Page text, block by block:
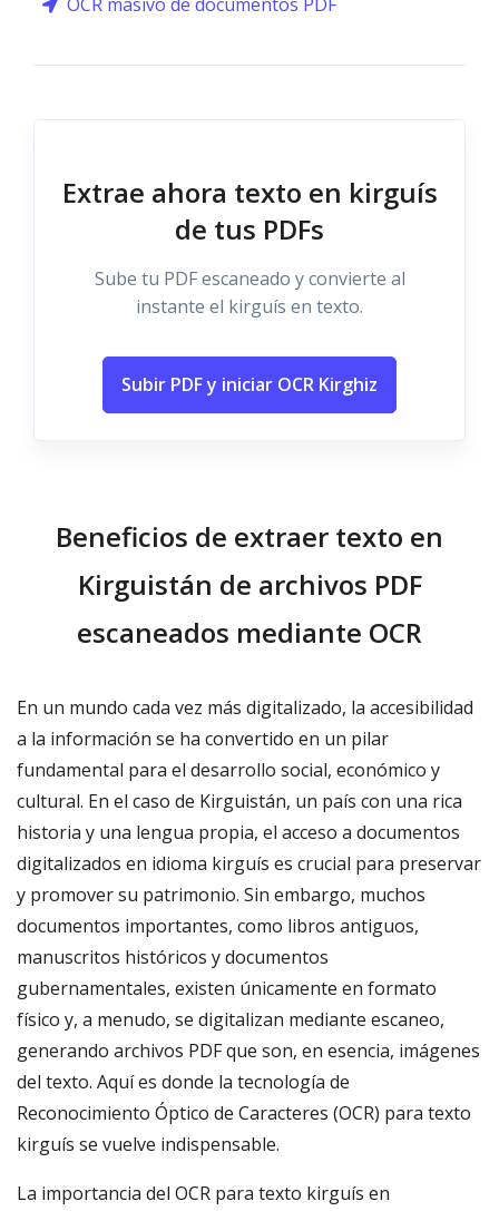
Extrae ahora texto en kirguís
de tus PDFs
Sube tu PDF escaneado y convierte al
instante el kirguís en texto.
Subir PDF y iniciar OCR Kirghiz
Beneficios de extraer texto en
Kirguistán de archivos PDF
escaneados mediante OCR
En un mundo cada vez más digitalizado, la accesibilidad
a la información se ha convertido en un pilar
fundamental para el desarrollo social, económico y
cultural. En el caso de Kirguistán, un país con una rica
historia y una lengua propia, el acceso a documentos
digitalizados en idioma kirguís es crucial para preservar
y promover su patrimonio. Sin embargo, muchos
documentos importantes, como libros antiguos,
manuscritos históricos y documentos
gubernamentales, existen únicamente en formato
físico y, a menudo, se digitalizan mediante escaneo,
generando archivos PDF que son, en esencia, imágenes
del texto. Aquí es donde la tecnología de
Reconocimiento Óptico de Caracteres (OCR) para texto
kirguís se vuelve indispensable.
La importancia del OCR para texto kirguís en